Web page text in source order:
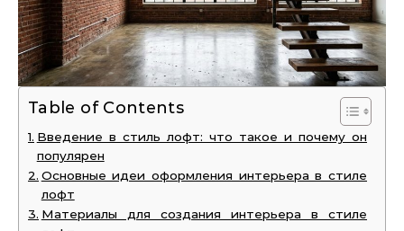
Table of Contents
Введение в стиль лофт: что такое и почему он
популярен
Основные идеи оформления интерьера в стиле
лофт
Материалы для создания интерьера в стиле